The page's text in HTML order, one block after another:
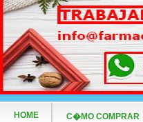
HOME C�MO COMPRAR